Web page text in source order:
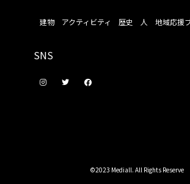
建物 アクティビティ 歴史 人 地域応援
SNS
©2023 Mediall. All Rights Reserve